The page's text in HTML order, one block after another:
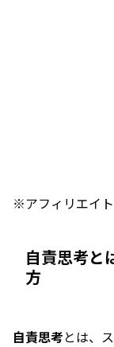
※アフィリエイ
自責思考と
方
自責思考とは、